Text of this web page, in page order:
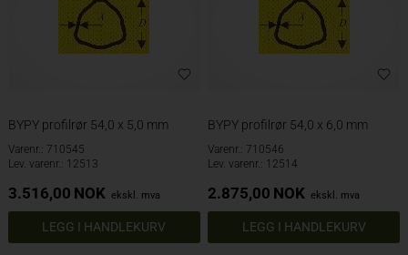
BYPY profilrør 54,0 x 5,0 mm
Varenr.: 710545
Lev. varenr.: 12513
3.516,00 NOK ekskl. mva
BYPY profilrør 54,0 x 6,0 mm
Varenr.: 710546
Lev. varenr.: 12514
2.875,00 NOK ekskl. mva